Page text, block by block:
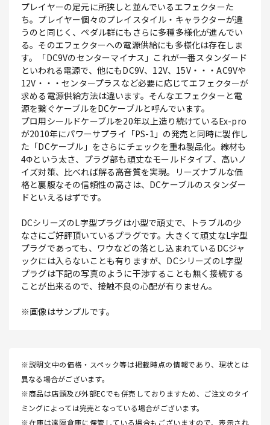
プレイヤーの足元に所狭しと並んでいるエフェクターた
ち。プレイヤー個々のプレイスタイル・キャラクターが違
うのと同じく、ペダル群にもさらに多種多様化が進んでい
る。そのエフェクターへの電源供給にも多様化は存在しま
す。「DC9Vのセンターマイナス」これが一番スタンダード
といわれる電源で、他にもDC9V、12V、15V・・・AC9Vや
12V・・・センタープラスなど必要に応じてエフェクターが
求める電源供給方法は違います。そんなエフェクターと電
源を繋ぐケーブルをDCケーブルと呼んでいます。
プロ用シールドケーブルを20年以上造り続けているEx-pro
が2010年にパワーサプライ「PS-1」の発売と同時に製作し
た「DCケーブル」をさらにチェックを重ね製品化。線材も
4Φという太さ、プラグ部も頑丈なモールドタイプ、高いノ
イズ対策、比べれば解る高音質を実現。リーズナブルな価
格と裏腹なその信頼性の高さは、DCケーブルのスタンダー
ドといえるはずです。
DCシリーズのL字型プラグは小型で頑丈で、トラブルの少
なさにご好評頂いているプラグです。大きくて頑丈なL字型
プラグであっても、ワウなどの落とし込まれているDCジャ
ックには入らないことも有りますが、DCシリーズのL字型
プラグは下記の写真のように干渉することも無く接続する
ことが出来るので、接触不良の心配が有りません。
※画像はサンプルです。
※説明文中の価格・スペック等は掲載時点の情報であり、現状とは
異なる場合がございます。
※商品は店頭及び外部ECでも併売しておりますため、ご注文のタイ
ミングによっては完売となっている場合がございます。
※在庫は遠隔倉庫に保管している場合もございますので、表示され